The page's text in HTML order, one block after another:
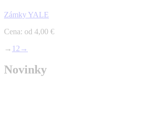
Zámky YALE
Cena: od 4,00 €
→ 1 2 →
Novinky